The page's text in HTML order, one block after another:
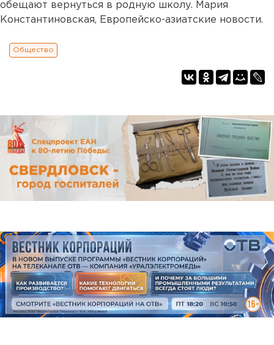
обещают вернуться в родную школу. Мария
Константиновская, Европейско-азиатские новости.
Общество